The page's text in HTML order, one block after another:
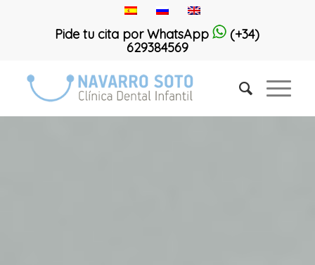
Pide tu cita por WhatsApp
(+34)
629384569